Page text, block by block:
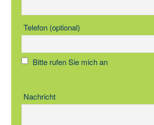
Telefon (optional)
Bitte rufen Sie mich an
Nachricht